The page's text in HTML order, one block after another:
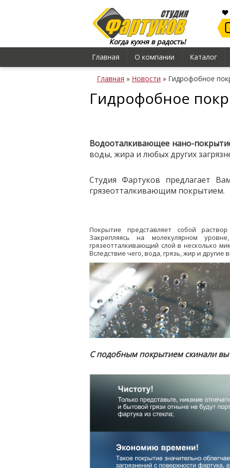
Когда кухня в радость!
Главная О компании Каталог
Главная » Новости » Гидрофобное
Гидрофобное
Водооталкивающее нано-
воды, жира и любых других
Студия Фартуков предлагает
грязеотталкивающим покрытием.
Покрытие представляет собой
Закрепляясь на молекулярном
грязеотталкивающий слой в несколько
Вследствие чего, вода, грязь, жир и
С подобным покрытием скинали вы